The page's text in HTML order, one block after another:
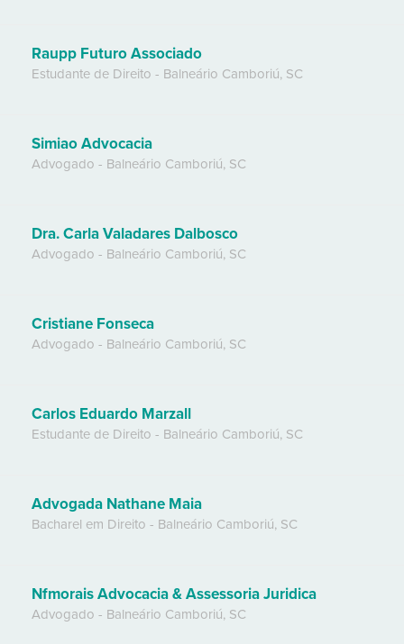
Raupp Futuro Associado
Estudante de Direito - Balneário Camboriú, SC
Simiao Advocacia
Advogado - Balneário Camboriú, SC
Dra. Carla Valadares Dalbosco
Advogado - Balneário Camboriú, SC
Cristiane Fonseca
Advogado - Balneário Camboriú, SC
Carlos Eduardo Marzall
Estudante de Direito - Balneário Camboriú, SC
Advogada Nathane Maia
Bacharel em Direito - Balneário Camboriú, SC
Nfmorais Advocacia & Assessoria Juridica
Advogado - Balneário Camboriú, SC